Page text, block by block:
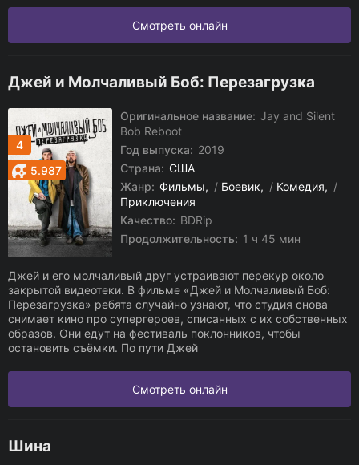
Смотреть онлайн
Джей и Молчаливый Боб: Перезагрузка
4
5.987
Оригинальное название: Jay and Silent
Bob Reboot
Год выпуска: 2019
Страна: США
Жанр: Фильмы / Боевик / Комедия
/
Приключения
Качество: BDRip
Продолжительность: 1 ч 45 мин
Джей и его молчаливый друг устраивают перекур около
закрытой видеотеки. В фильме «Джей и Молчаливый Боб:
Перезагрузка» ребята случайно узнают, что студия снова
снимает кино про супергероев, списанных с их собственных
образов. Они едут на фестиваль поклонников, чтобы
остановить съёмки. По пути Джей
Смотреть онлайн
Шина